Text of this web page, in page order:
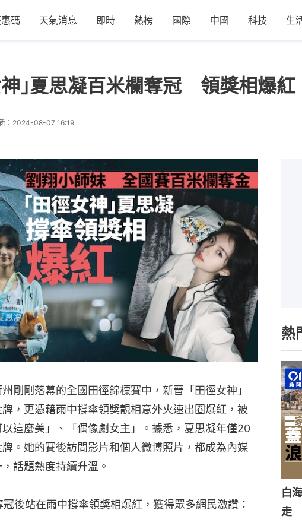
碼 天氣消息 即時 熱榜 國際 中國 科技 生
神｣夏思凝百米欄奪冠 領獎相爆
： 2024-08-07 16:19
剛剛落幕的全國田徑錦標賽中，新晉「田徑女神」
，更憑藉雨中撐傘領獎靚相意外火速出圈爆紅，被
這麼美」、「偶像劇女主」。據悉，夏思凝年僅20
。她的賽後訪問影片和個人微博照片，都成為內媒
話題熱度持續升溫。
後站在雨中撐傘領獎相爆紅，獲得眾多網民激讚：
熱
白
走